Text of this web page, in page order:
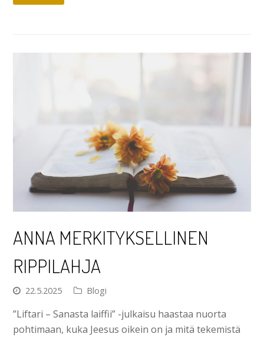
ANNA MERKITYKSELLINEN
RIPPILAHJA
22.5.2025 Blogi
”Liftari – Sanasta laiffii” -julkaisu haastaa nuorta
pohtimaan, kuka Jeesus oikein on ja mitä tekemistä